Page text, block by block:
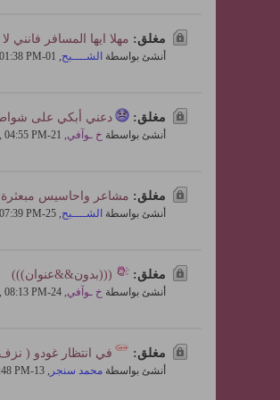
مغلق: مهلا ايها المسافر فانني
أنشئ بواسطة الشــــبح,
01-Jul-2009, 01:38 PM
مغلق: دعني أبكي على
أنشئ بواسطة خ ـوآفي,
21-Jun-2009, 04:55 PM
مغلق: مشاعر واحاسيس
أنشئ بواسطة الشــــبح,
25-Jun-2009, 07:39 PM
مغلق: (((بدون&&عنوان)))
أنشئ بواسطة خ ـوآفي,
24-Jun-2009, 08:13 PM
مغلق: في انتظار غودو (
أنشئ بواسطة محمد سنجر ,
13-Jun-2009, 12:48 PM